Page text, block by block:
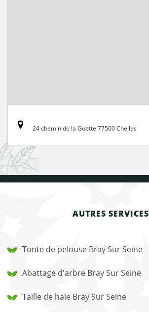
24 chemin de la Guette 77500 Chelles
AUTRES SERVICES
Tonte de pelouse Bray Sur Seine
Abattage d'arbre Bray Sur Seine
Taille de haie Bray Sur Seine